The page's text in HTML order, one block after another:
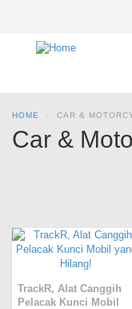
HOME CAR &
Car &
TrackR, Alat Canggih
Pelacak Kunci Mobil